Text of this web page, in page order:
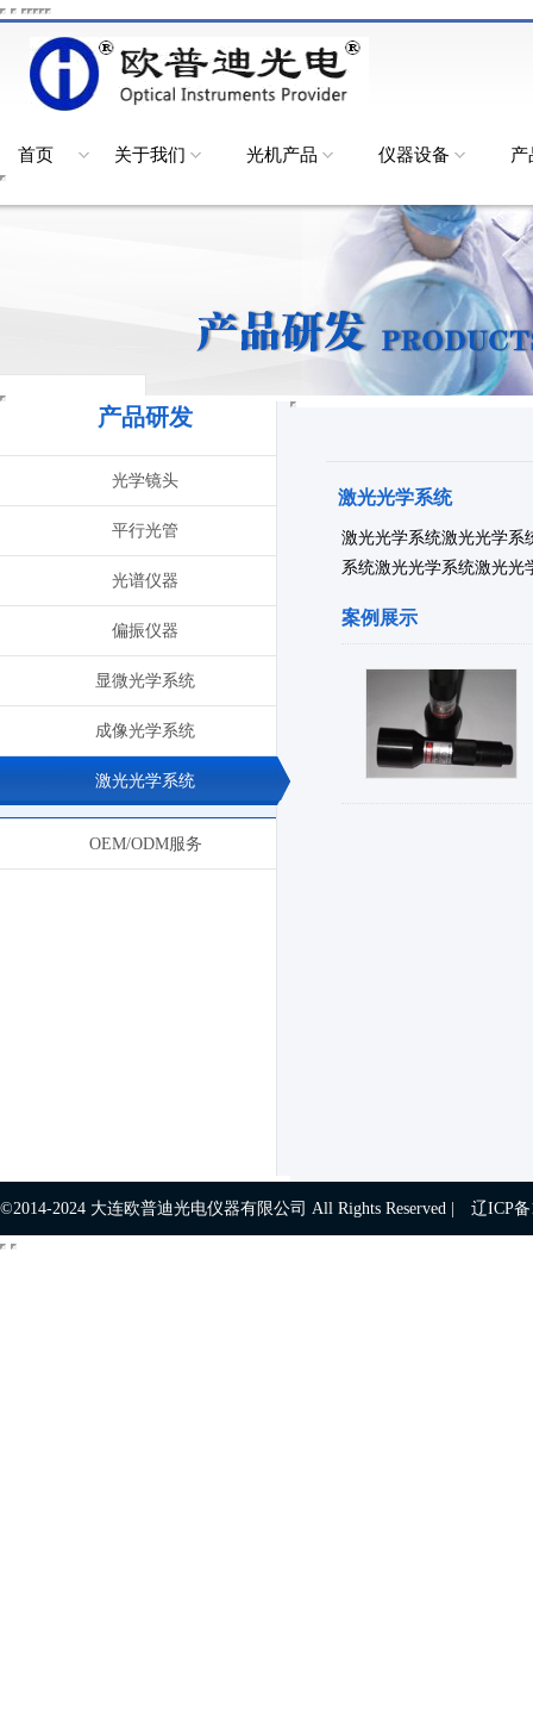
首页 关于我们 光机产品 仪器设备 产
产品研发
光学镜头
平行光管
光谱仪器
偏振仪器
显微光学系统
成像光学系统
激光光学系统
OEM/ODM服务
激光光学系统
激光光学系统激光光学系
系统激光光学系统激光光
案例展示
©2014-2024 大连欧普迪光电仪器有限公司 All Rights Reserved | 辽ICP备